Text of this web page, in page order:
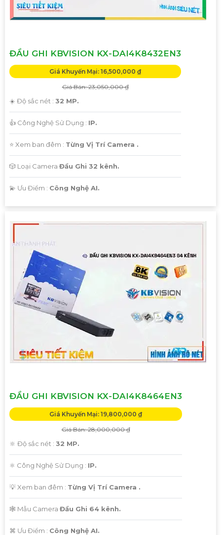
ĐẦU GHI KBVISION KX-DAI4K8432EN3
Giá Khuyến Mại: 16,500,000 ₫
Giá Bán: 23,050,000 ₫
☀️ Độ sắc nét : 32 MP.
👍 Công Nghệ Sử Dụng : IP.
⭐ Xem ban đêm : Từng Vị Trí Camera .
🎲 Loại Camera Đầu Ghi 32 kênh.
️💫 Ưu Điểm : Công Nghệ AI.
ĐẦU GHI KBVISION KX-DAI4K8464EN3
Giá Khuyến Mại: 19,800,000 ₫
Giá Bán: 28,000,000 ₫
🔆 Độ sắc nét : 32 MP.
⚛️ Công Nghệ Sử Dụng : IP.
💡 Xem ban đêm : Từng Vị Trí Camera .
🕸️ Mẫu Camera Đầu Ghi 64 kênh.
️⌘ Ưu Điểm : Công Nghệ AI.